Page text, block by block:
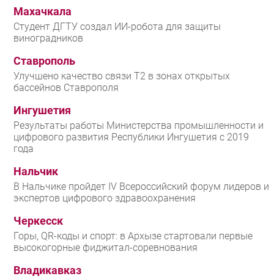
Махачкала
Студент ДГТУ создал ИИ-робота для защиты
виноградников
Ставрополь
Улучшено качество связи T2 в зонах открытых
бассейнов Ставрополя
Ингушетия
Результаты работы Министерства промышленности и
цифрового развития Республики Ингушетия с 2019
года
Нальчик
В Нальчике пройдет IV Всероссийский форум лидеров и
экспертов цифрового здравоохранения
Черкесск
Горы, QR-коды и спорт: в Архызе стартовали первые
высокогорные фиджитал-соревнования
Владикавказ